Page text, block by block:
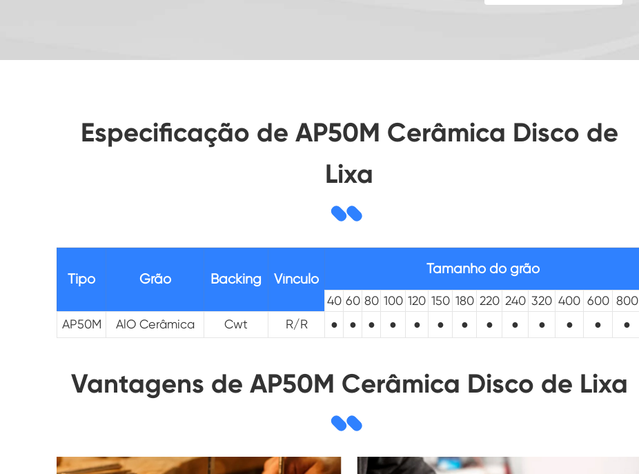
Especificação de AP50M Cerâmica Disco de
Lixa
Tipo Grão Backing Vínculo
Tamanho do grão
40 60 80 100 120 150 180 220 240 320 400 600 800
AP50M
AlO Cerâmica Cwt R/R ● ● ● ● ● ● ● ● ● ● ● ● ●
Vantagens de AP50M Cerâmica Disco de Lixa